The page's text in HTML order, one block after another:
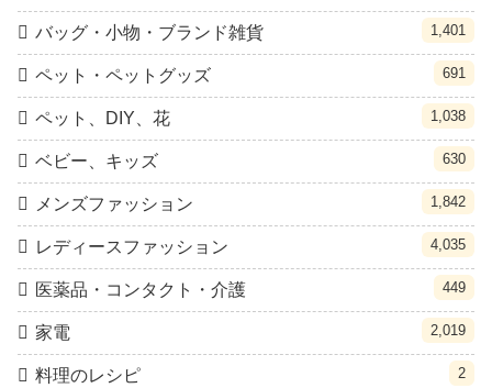
バッグ・小物・ブランド雑貨 1,401
ペット・ペットグッズ 691
ペット、DIY、花 1,038
ベビー、キッズ 630
メンズファッション 1,842
レディースファッション 4,035
医薬品・コンタクト・介護 449
家電 2,019
料理のレシピ 2